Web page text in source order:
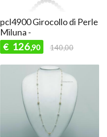
pcl4900 Girocollo di Perle
Miluna -
€ 126,90 140,00